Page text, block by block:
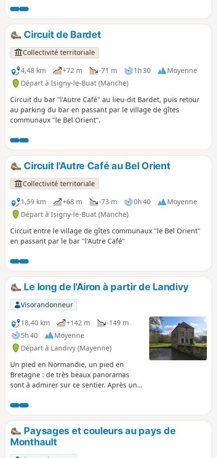
du musée (autocars). Bocage, chemins creux, anciens
hameaux potiers.
Circuit de Bardet
Collectivité territoriale
4,48 km
+72 m -71 m 1h 30
Moyenne
Départ à Isigny-le-Buat (Manche)
Circuit du bar "l'Autre Café" au lieu-dit Bardet, puis retour
au parking du bar en passant par le village de gîtes
communaux "le Bel Orient".
Circuit l'Autre Café au Bel Orient
Collectivité territoriale
1,59 km
+68 m -73 m 0h 40
Moyenne
Départ à Isigny-le-Buat (Manche)
Circuit entre le village de gîtes communaux "le Bel Orient"
en passant par le bar "l'Autre Café"
Le long de l'Airon à partir de Landivy
Visorandonneur
18,40 km
+142 m
-149 m
5h 40
Moyenne
Départ à Landivy (Mayenne)
Un pied en Normandie, un pied en
Bretagne : de très beaux panoramas
sont à admirer sur ce sentier. Après une
enfoncez dans les méandres des
chemins ombragés le long de la vallée
de la Futaie.
Paysages et couleurs au pays de
Monthault